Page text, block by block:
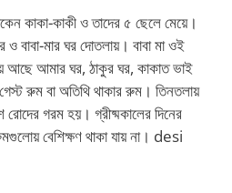
কাকা-কাকী ও তাদের ৫ ছেলে মেয়ে।
বাবা-মার ঘর দোতলায়। বাবা মা ওই
আছে আমার ঘর, ঠাকুর ঘর, কাকাত ভাই
রুম বা অতিথি থাকার রুম। তিনতলায়
রোদের গরম হয়। গ্রীষ্মকালের দিনের
বেশিক্ষণ থাকা যায় না। desi